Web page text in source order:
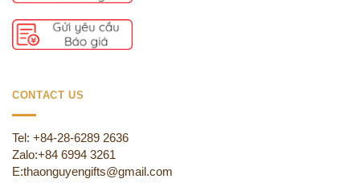
CONTACT US
Tel: +84-28-6289 2636
Zalo:+84 6994 3261
E:thaonguyengifts@gmail.com